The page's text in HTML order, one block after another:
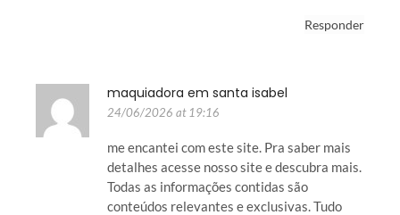
Responder
maquiadora em santa isabel
24/06/2026 at 19:16
me encantei com este site. Pra saber mais
detalhes acesse nosso site e descubra mais.
Todas as informações contidas são
conteúdos relevantes e exclusivas. Tudo